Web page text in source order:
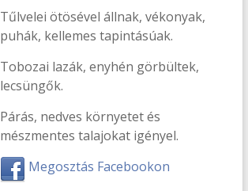
Tűlvelei ötösével állnak, vékonyak,
puhák, kellemes tapintásúak.
Tobozai lazák, enyhén görbültek,
lecsüngők.
Párás, nedves környetet és
mészmentes talajokat igényel.
Megosztás Facebookon